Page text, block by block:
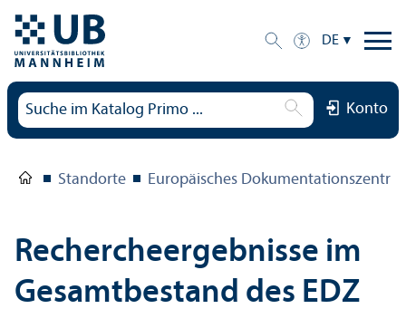
DE
Konto
Standorte Europäisches
Rechercheergebnisse im
Gesamtbestand des EDZ